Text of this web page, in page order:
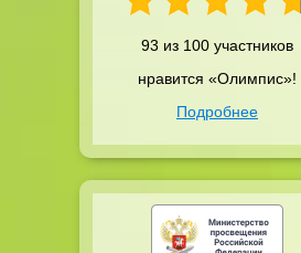
93 из 100 участников
нравится «Олимпис»!
Подробнее